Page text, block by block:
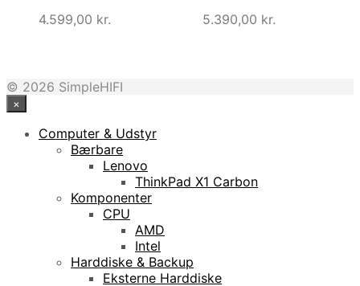
4.599,00 kr. 5.390,00 kr.
© 2026 SimpleHIFI
×
Computer & Udstyr
Bærbare
Lenovo
ThinkPad X1 Carbon
Komponenter
CPU
AMD
Intel
Harddiske & Backup
Eksterne Harddiske